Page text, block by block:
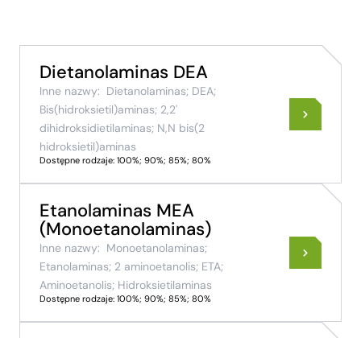
Dietanolaminas DEA
Inne nazwy: Dietanolaminas; DEA;
Bis(hidroksietil)aminas; 2,2'
dihidroksidietilaminas; N,N bis(2
hidroksietil)aminas
Dostępne rodzaje: 100%; 90%; 85%; 80%
Etanolaminas MEA
(Monoetanolaminas)
Inne nazwy: Monoetanolaminas;
Etanolaminas; 2 aminoetanolis; ETA;
Aminoetanolis; Hidroksietilaminas
Dostępne rodzaje: 100%; 90%; 85%; 80%